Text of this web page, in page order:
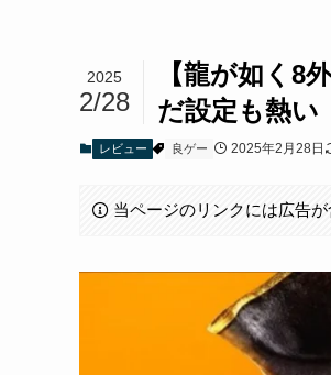
【龍が如く8
だ設定も熱い
2025
2/28
レビュー 良ゲー 2025年2月28日
当ページのリンクには広告が